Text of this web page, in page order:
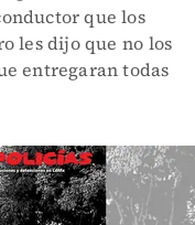
que los
les dijo que no los
entregaran todas